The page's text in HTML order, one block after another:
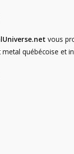
vous
metal québécoise et